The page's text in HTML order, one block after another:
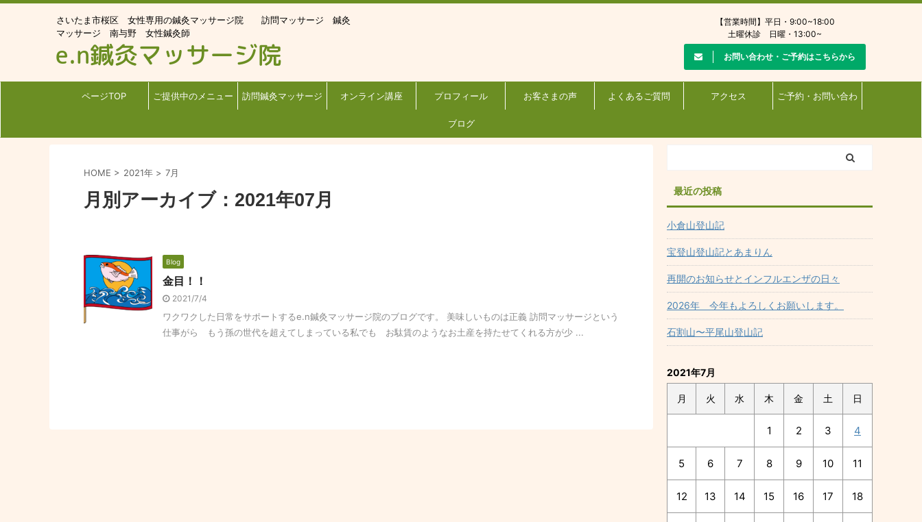
さいたま市桜区 女性専用の鍼灸マッサージ院 訪問マッサージ 鍼灸
マッサージ 南与野 女性鍼灸師
【営業時間】平日・9:00~18:00
土曜休診 日曜・13:00~
お問い合わせ・ご予約はこちらから
ページTOP ご提供中のメニュー 訪問鍼灸マッサージ オンライン講座 プロフィール お客さまの声 よくあるご質問 アクセス ご予約・お問い合わ
ブログ
HOME > 2021年 > 7月
月別アーカイブ：2021年07月
Blog
金目！！
2021/7/4
ワクワクした日常をサポートするe.n鍼灸マッサージ院のブログです。 美味しいものは正義 訪問マッサージという
仕事がら もう孫の世代を超えてしまっている私でも お駄賃のようなお土産を持たせてくれる方が少 ...
最近の投稿
小倉山登山記
宝登山登山記とあまりん
再開のお知らせとインフルエンザの日々
2026年 今年もよろしくお願いします。
石割山〜平尾山登山記
2021年7月
月 火 水 木 金 土 日
1 2 3 4
5 6 7 8 9 10 11
12 13 14 15 16 17 18